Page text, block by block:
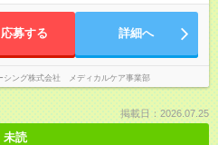
応募する 詳細へ
シング株式会社 メディカルケア事業部
掲載日：2026.07.25
未読